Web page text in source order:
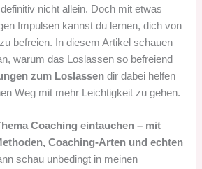
nicht allein. Doch mit etwas
Impulsen kannst du lernen, dich von
befreien. In diesem Artikel schauen
warum das Loslassen so befreiend
zum Loslassen dir dabei helfen
Weg mit mehr Leichtigkeit zu gehen.
Coaching eintauchen – mit
Coaching-Arten und echten
schau unbedingt in meinen